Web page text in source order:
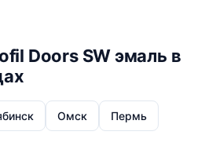
Doors SW эмаль в
Омск Пермь